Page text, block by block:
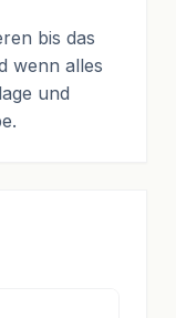
bis das
wenn alles
und